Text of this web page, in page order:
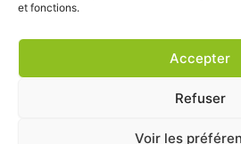
et fonctions.
Accepter
Refuser
Voir les
© 2026 Carré Vert